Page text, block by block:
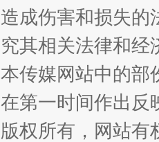
魏明亮
成伤害和损失
其相关法律和
传媒网站中的
第一时间作出
权所有，网站